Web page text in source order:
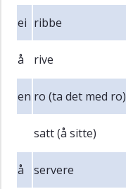
ei ribbe
å rive
en ro (ta det med ro)
satt (å sitte)
å servere